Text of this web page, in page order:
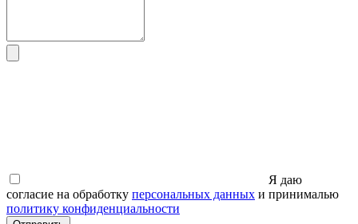
Я даю
согласие на обработку персональных данных и принималью
политику конфиденциальности